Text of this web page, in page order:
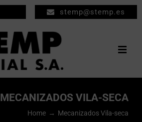
stemp@stemp.es
MECANIZADOS VILA-SECA
Home Mecanizados Vila-seca